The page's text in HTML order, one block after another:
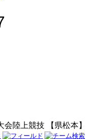
陸上競技 【県松本】